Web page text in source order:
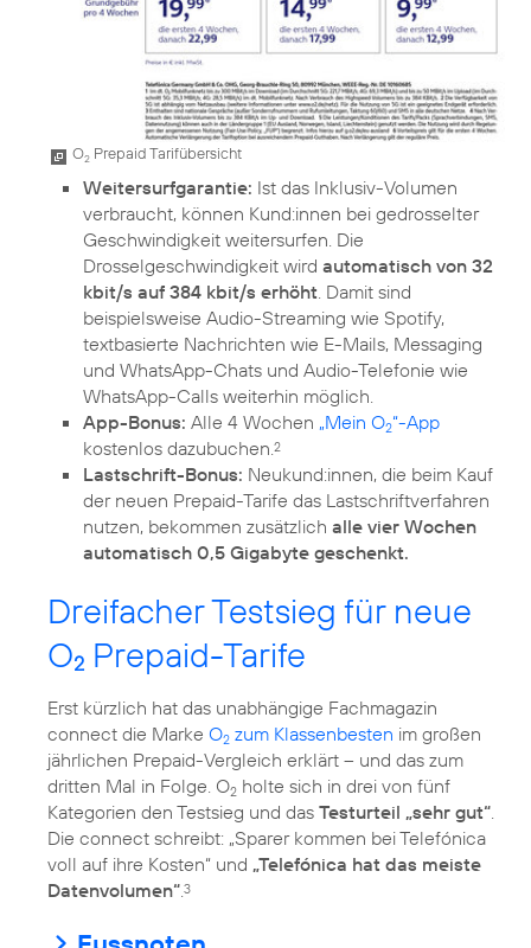
O2 Prepaid Tarifübersicht
Weitersurfgarantie: Ist das Inklusiv-Volumen
verbraucht, können Kund:innen bei gedrosselter
Geschwindigkeit weitersurfen. Die
Drosselgeschwindigkeit wird automatisch von 32
kbit/s auf 384 kbit/s erhöht . Damit sind
beispielsweise Audio-Streaming wie Spotify,
textbasierte Nachrichten wie E-Mails, Messaging
und WhatsApp-Chats und Audio-Telefonie wie
WhatsApp-Calls weiterhin möglich.
App-Bonus: Alle 4 Wochen „Mein O2“-App
kostenlos dazubuchen. 2
Lastschrift-Bonus: Neukund:innen, die beim Kauf
der neuen Prepaid-Tarife das Lastschriftverfahren
nutzen, bekommen zusätzlich alle vier Wochen
automatisch 0,5 Gigabyte geschenkt.
Dreifacher Testsieg für neue
O2 Prepaid-Tarife
Erst kürzlich hat das unabhängige Fachmagazin
connect die Marke O2 zum Klassenbesten im großen
jährlichen Prepaid-Vergleich erklärt – und das zum
dritten Mal in Folge. O2 holte sich in drei von fünf
Kategorien den Testsieg und das Testurteil „sehr gut“
Die connect schreibt: „Sparer kommen bei Telefónica
voll auf ihre Kosten“ und „Telefónica hat das meiste
Datenvolumen“ 3